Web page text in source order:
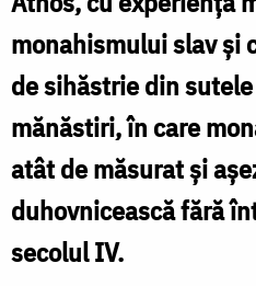
curent
de
înnoire
duhovnicească
în
monahismul
românesc
monahismului slav și
de sihăstrie din
mănăstiri, în care
atât de măsurat și
duhovnicească fără
secolul IV.